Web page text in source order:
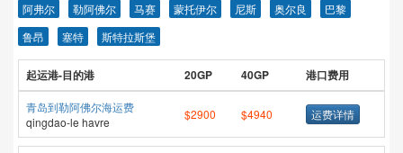
阿弗尔
勒阿佛尔 马赛 蒙托伊尔 尼斯 奥尔良
巴黎
鲁昂
塞特 斯特拉斯堡
起运港-目的港 20GP 40GP 港口费用
青岛到勒阿佛尔海运费
qingdao-le havre
$2900 $4940 运费详情